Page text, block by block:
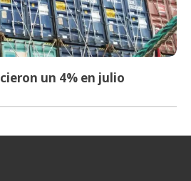
un 4% en julio